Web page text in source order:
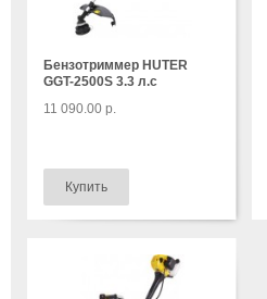
Бензотриммер HUTER
GGT-2500S 3.3 л.с
11 090.00 р.